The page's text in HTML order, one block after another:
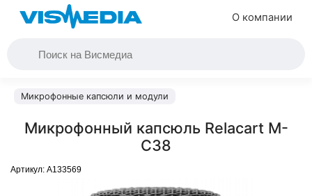
О компании
Микрофонные капсюли и модули
Микрофонный капсюль Relacart M-
C38
Артикул: A133569